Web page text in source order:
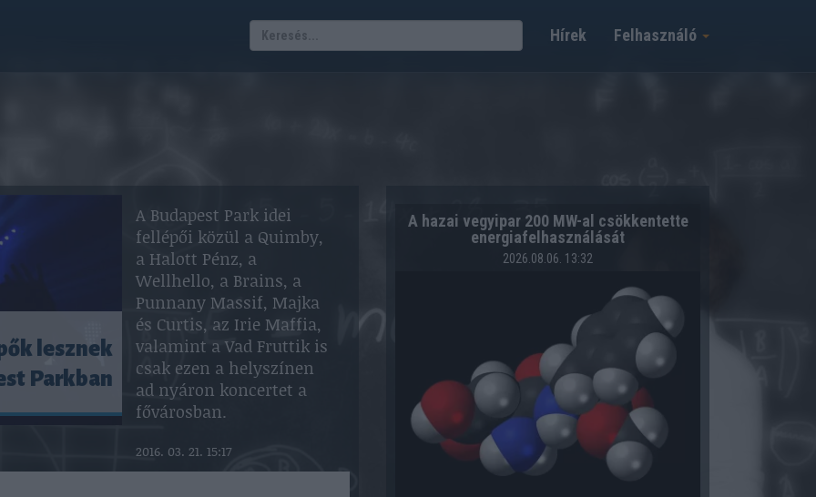
Felhasználó
Hírek
lesznek
Parkban
A Budapest Park idei
fellépői közül a Quimby,
a Halott Pénz, a
Wellhello, a Brains, a
Punnany Massif, Majka
és Curtis, az Irie Maffia,
valamint a Vad Fruttik is
csak ezen a helyszínen
ad nyáron koncertet a
fővárosban.
2016. 03. 21. 15:17
A hazai vegyipar 200 MW-al csökkentette
energiafelhasználását
2026.08.06. 13:32